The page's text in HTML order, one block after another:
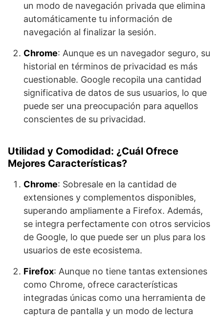
un modo de navegación privada que elimina
automáticamente tu información de
navegación al finalizar la sesión.
Chrome: Aunque es un navegador seguro, su
historial en términos de privacidad es más
cuestionable. Google recopila una cantidad
significativa de datos de sus usuarios, lo que
puede ser una preocupación para aquellos
conscientes de su privacidad.
Utilidad y Comodidad: ¿Cuál Ofrece
Mejores Características?
Chrome: Sobresale en la cantidad de
extensiones y complementos disponibles,
superando ampliamente a Firefox. Además,
se integra perfectamente con otros servicios
de Google, lo que puede ser un plus para los
usuarios de este ecosistema.
Firefox: Aunque no tiene tantas extensiones
como Chrome, ofrece características
integradas únicas como una herramienta de
captura de pantalla y un modo de lectura